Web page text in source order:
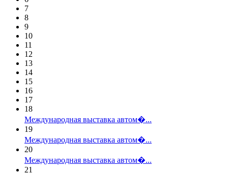
7
8
9
10
11
12
13
14
15
16
17
18
Международная выставка автом�...
19
Международная выставка автом�...
20
Международная выставка автом�...
21